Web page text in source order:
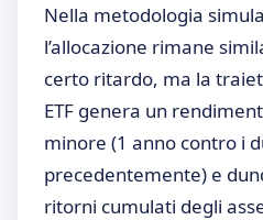
Nella metodologia
l’allocazione rimane
certo ritardo, ma la
ETF genera un
minore (1 anno contro i
precedentemente) e
ritorni cumulati degli